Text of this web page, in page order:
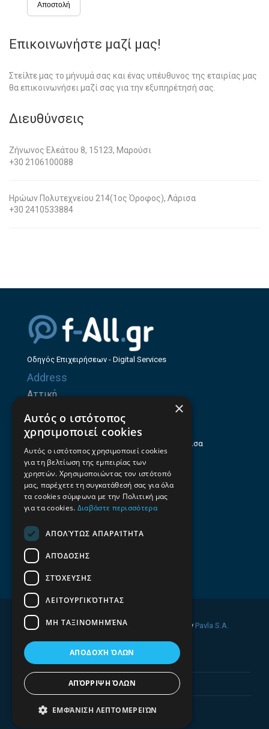
Αποστολή
Επικοινωνήστε μαζί μας!
Στείλτε μας το μήνυμά σας και ένας υπέυθυνος της εταιρίας μας
θα επικοινωνήσει μαζί σας για την εξυπηρέτησή σας.
Διευθύνσεις
Ζήνωνος Ελεάτου 8, 15123, Μαρούσι
+30 2106100088
Ηρώων Πολυτεχνείου 214(1ος Όροφος), Λάρισα
+30 2410533884
Οδηγός Επιχειρήσεων - Digital Services
Address
Αττική
Θεσσαλία
Ηρώων Πολυτεχνείου 214 (1ος Όροφος), Λάρισα
Επαγγελματικός οδηγός Λάρισας
Emails
Contacts
+30 2106100088
+30 2410533884
© 2026 FINDALL. All rights reserved. Developed by Pavla S.A.
×
Αυτός ο ιστότοπος
χρησιμοποιεί cookies
Αυτός ο ιστότοπος χρησιμοποιεί cookies
για τη βελτίωση της εμπειρίας των
χρηστών. Χρησιμοποιώντας τον ιστότοπό
μας, παρέχετε τη συγκατάθεσή σας για όλα
τα cookies σύμφωνα με την Πολιτική μας
για τα cookies. Διαβάστε περισσότερα
ΑΠΟΛΎΤΩΣ ΑΠΑΡΑΊΤΗΤΑ
ΑΠΌΔΟΣΗΣ
ΣΤΌΧΕΥΣΗΣ
ΛΕΙΤΟΥΡΓΙΚΌΤΗΤΑΣ
ΜΗ ΤΑΞΙΝΟΜΗΜΈΝΑ
ΑΠΟΔΟΧΉ ΌΛΩΝ
ΑΠΌΡΡΙΨΗ ΌΛΩΝ
ΕΜΦΆΝΙΣΗ ΛΕΠΤΟΜΕΡΕΙΏΝ